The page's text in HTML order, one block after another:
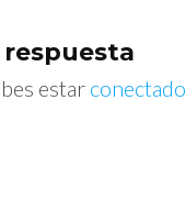
respuesta
estar conectado